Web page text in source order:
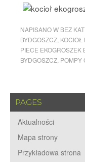
NAPISANO W BEZ
BYDGOSZCZ KOCIOŁ
PIECE EKOGROSZEK
BYDGOSZCZ POMPY
PAGES
Aktualności
Mapa strony
Przykładowa strona